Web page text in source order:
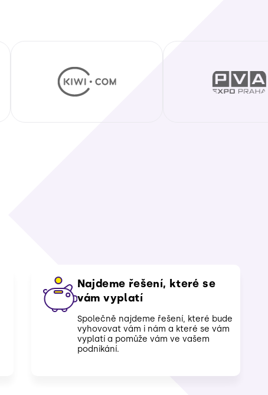
Najdeme řešení, které se
vám vyplatí
Společně najdeme řešení, které bude
vyhovovat vám i nám a které se vám
vyplatí a pomůže vám ve vašem
podnikání.